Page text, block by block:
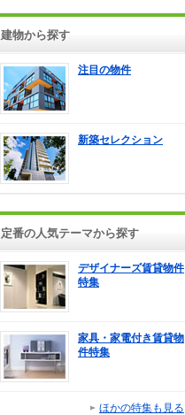
建物から探す
注目の物件
新築セレクション
定番の人気テーマから探す
デザイナーズ賃貸物件
特集
家具・家電付き賃貸物
件特集
ほかの特集も見る